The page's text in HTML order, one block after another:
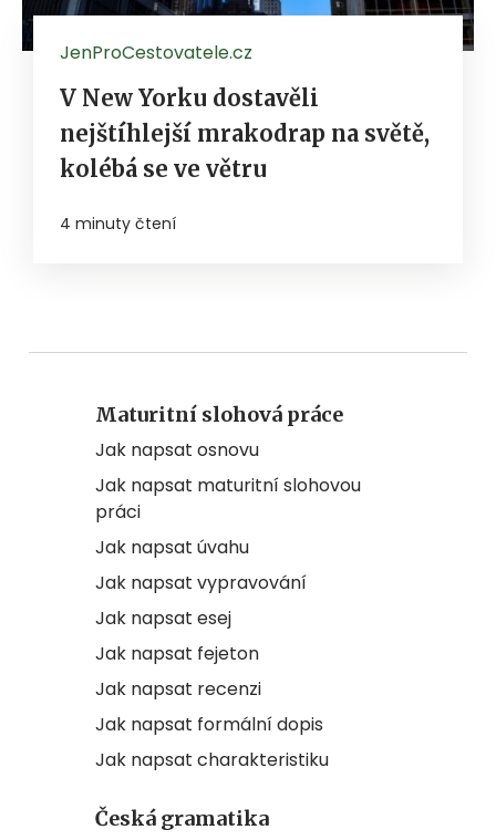
JenProCestovatele.cz
V New Yorku dostavěli
nejštíhlejší mrakodrap na světě,
kolébá se ve větru
4 minuty čtení
Maturitní slohová práce
Jak napsat osnovu
Jak napsat maturitní slohovou
práci
Jak napsat úvahu
Jak napsat vypravování
Jak napsat esej
Jak napsat fejeton
Jak napsat recenzi
Jak napsat formální dopis
Jak napsat charakteristiku
Česká gramatika